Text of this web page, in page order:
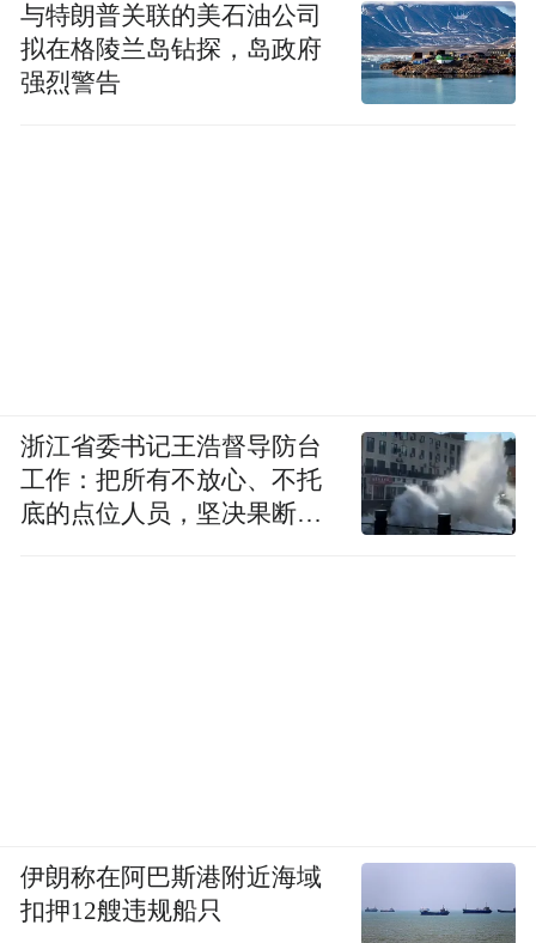
与特朗普关联的美石油公司
拟在格陵兰岛钻探，岛政府
强烈警告
浙江省委书记王浩督导防台
工作：把所有不放心、不托
底的点位人员，坚决果断转
伊朗称在阿巴斯港附近海域
扣押12艘违规船只